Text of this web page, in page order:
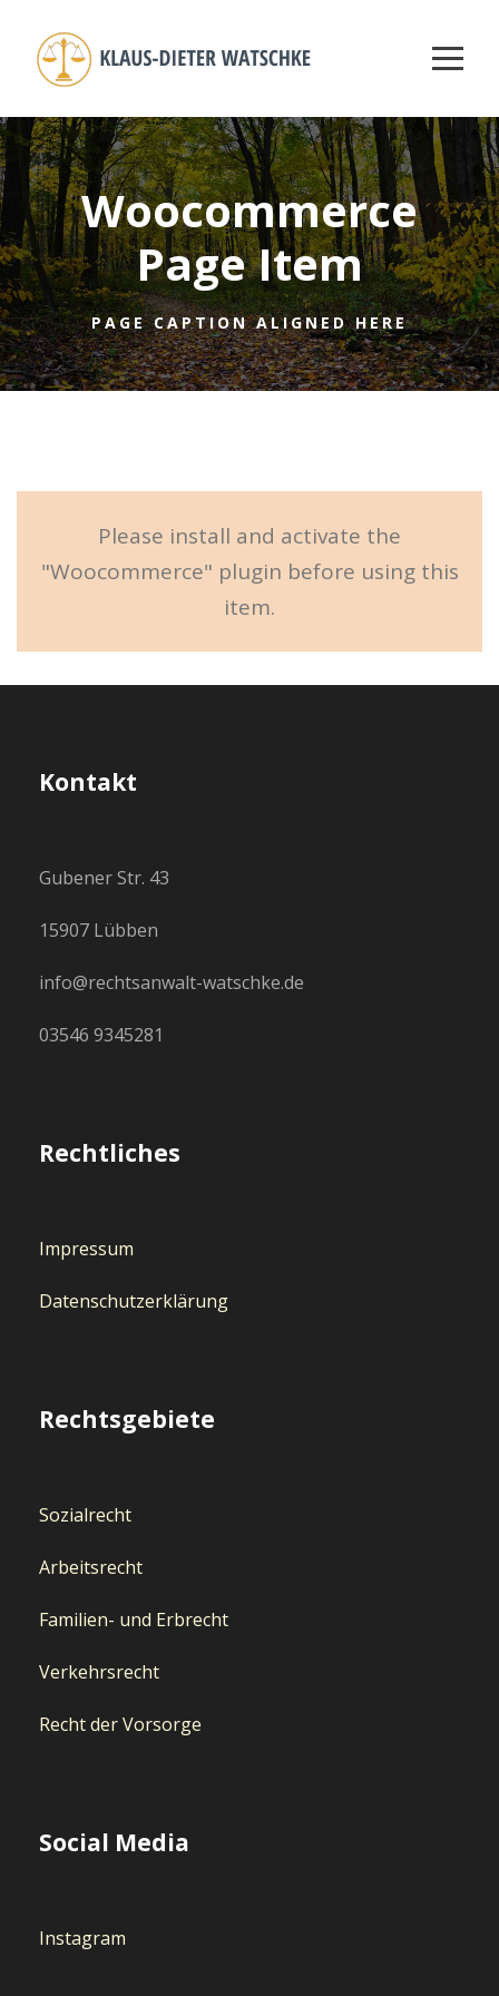
Woocommerce
Page Item
PAGE CAPTION ALIGNED HERE
Please install and activate the
"Woocommerce" plugin before using this
item.
Kontakt
Gubener Str. 43
15907 Lübben
info@rechtsanwalt-watschke.de
03546 9345281
Rechtliches
Impressum
Datenschutzerklärung
Rechtsgebiete
Sozialrecht
Arbeitsrecht
Familien- und Erbrecht
Verkehrsrecht
Recht der Vorsorge
Social Media
Instagram